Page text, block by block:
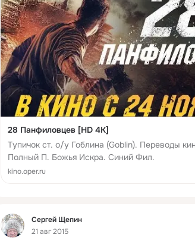
28 Панфиловцев [HD 4K]
Тупичок ст. о/у Гоблина (Goblin). Переводы
Полный П. Божья Искра. Синий Фил.
kino.oper.ru
Фид
Сергей Щепин
21 авг 2015